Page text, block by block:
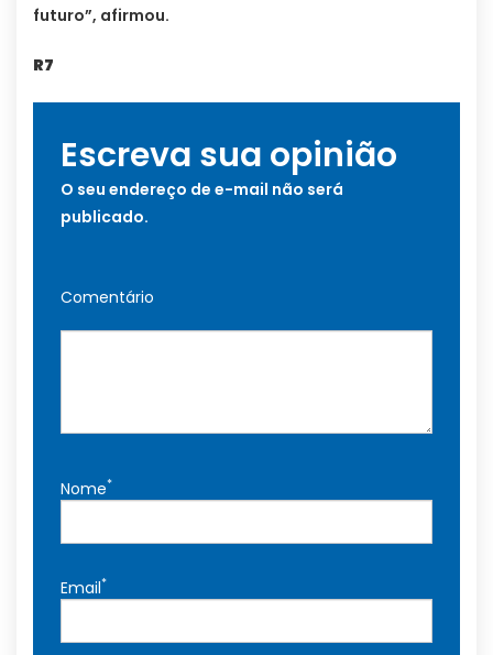
futuro”, afirmou.
R7
Escreva sua opinião
O seu endereço de e-mail não será
publicado.
Comentário
Nome*
Email*